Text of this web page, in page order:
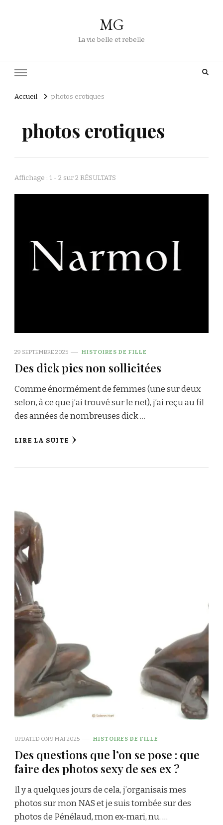
MG
La vie belle et rebelle
Accueil photos erotiques
photos erotiques
Affichage : 1 - 2 sur 2 RÉSULTATS
29 SEPTEMBRE 2025 HISTOIRES DE FILLE
Des dick pics non sollicitées
Comme énormément de femmes (une sur deux
selon, à ce que j’ai trouvé sur le net), j’ai reçu au fil
des années de nombreuses dick …
LIRE LA SUITE
UPDATED ON9 MAI 2025 HISTOIRES DE FILLE
Des questions que l’on se pose : que
faire des photos sexy de ses ex ?
Il y a quelques jours de cela, j’organisais mes
photos sur mon NAS et je suis tombée sur des
photos de Pénélaud, mon ex-mari, nu. …